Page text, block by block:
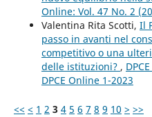
Online: Vol. 47 No. 2
Valentina Rita Scotti, Il
passo in avanti nel
competitivo o una
delle istituzioni? ,
DPCE Online 1-2023
<< < 1 2 3 4 5 6 7 8 9 10 > >>